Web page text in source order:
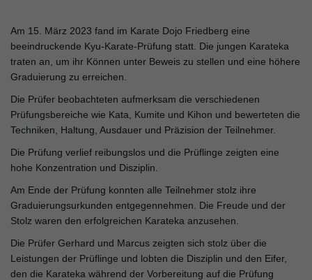
a
l
Am 15. März 2023 fand im Karate Dojo Friedberg eine
beeindruckende Kyu-Karate-Prüfung statt. Die jungen Karateka
traten an, um ihr Können unter Beweis zu stellen und eine höhere
Graduierung zu erreichen.
Die Prüfer beobachteten aufmerksam die verschiedenen
Prüfungsbereiche wie Kata, Kumite und Kihon und bewerteten die
Techniken, Haltung, Ausdauer und Präzision der Teilnehmer.
Die Prüfung verlief reibungslos und die Prüflinge zeigten eine
hohe Konzentration und Disziplin.
Am Ende der Prüfung konnten alle Teilnehmer stolz ihre
Graduierungsurkunden entgegennehmen. Die Freude und der
Stolz waren den erfolgreichen Karateka anzusehen.
Die Prüfer Gerhard und Marcus zeigten sich stolz über die
Leistungen der Prüflinge und lobten die Disziplin und den Eifer,
den die Karateka während der Vorbereitung auf die Prüfung